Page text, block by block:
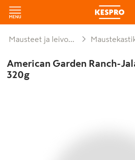
Mausteet ja leivonta
American Garden Ranch-
320g